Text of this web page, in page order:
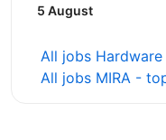
військових технологій. Наша мета —
5 August
All jobs
All jobs MIRA -